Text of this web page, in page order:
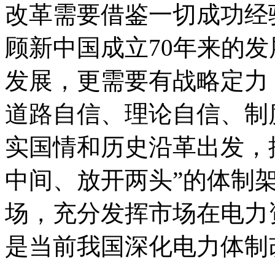
改革需要借鉴一切成功
顾新中国成立70年来的
发展，更需要有战略定
道路自信、理论自信、
实国情和历史沿革出发
中间、放开两头”的体制
场，充分发挥市场在电
是当前我国深化电力体